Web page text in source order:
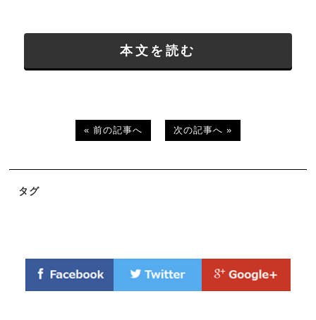
本文を読む
« 前の記事へ 次の記事へ »
タグ